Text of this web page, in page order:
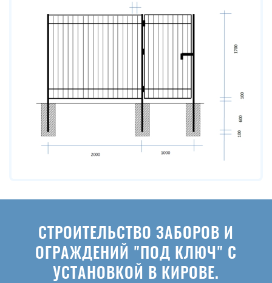
СТРОИТЕЛЬСТВО ЗАБОРОВ И
ОГРАЖДЕНИЙ "ПОД КЛЮЧ" С
УСТАНОВКОЙ В КИРОВЕ.